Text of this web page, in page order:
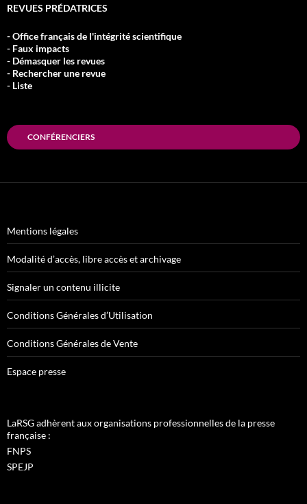
REVUES PRÉDATRICES
- Office français de l'intégrité scientifique
- Faux impacts
- Démasquer les revues
- Rechercher une revue
- Liste
CONFÉRENCIERS
Mentions légales
Modalité d’accès, libre accès et archivage
Signaler un contenu illicite
Conditions Générales d’Utilisation
Conditions Générales de Vente
Espace presse
LaRSG adhèrent aux organisations professionnelles de la presse
française :
FNPS
SPEJP